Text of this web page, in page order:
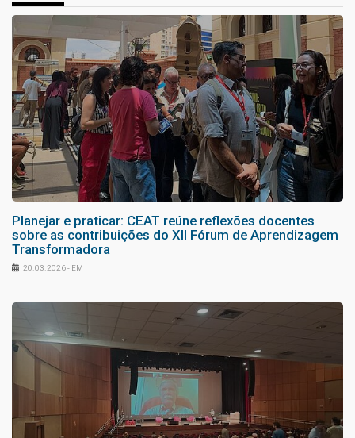
Planejar e praticar: CEAT reúne reflexões docentes
sobre as contribuições do XII Fórum de Aprendizagem
Transformadora
20.03.2026 - EM